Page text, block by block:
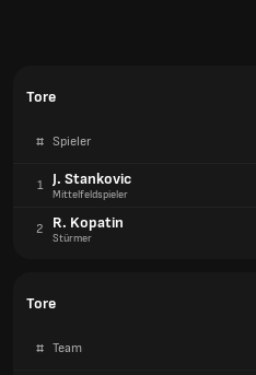
Tore
# Spieler
1 J. Stankovic
Mittelfeldspieler
2 R. Kopatin
Stürmer
Tore
# Team